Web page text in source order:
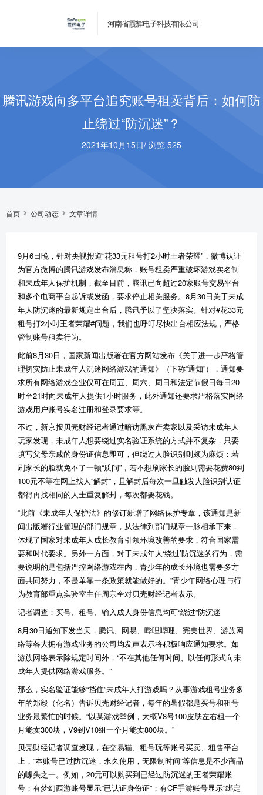
河南省霞辉电子科技有限公司
腾讯游戏向多平台追究账号租卖背后：如何防
止绕过“防沉迷”？
2021年10月15日/ 浏览 525
首页 公司动态 文章详情
9月6日晚，针对央视报道“花33元租号打2小时王者荣耀”，微博认证
为官方微博的腾讯游戏发布消息称，账号租卖严重破坏游戏实名制
和未成年人保护机制，截至目前，腾讯已向超过20家账号交易平台
和多个电商平台起诉或发函，要求停止相关服务。8月30日关于未成
年人防沉迷的最新规定出台后，腾讯予以了坚决落实。针对#花33元
租号打2小时王者荣耀#问题，我们也呼吁尽快出台相应法规，严格
管制账号租卖行为。
此前8月30日，国家新闻出版署在官方网站发布《关于进一步严格管
理切实防止未成年人沉迷网络游戏的通知》（下称“通知”），通知要
求所有网络游戏企业仅可在周五、周六、周日和法定节假日每日20
时至21时向未成年人提供1小时服务，此外通知还要求严格落实网络
游戏用户账号实名注册和登录要求等。
不过，新京报贝壳财经记者通过暗访黑灰产卖家以及采访未成年人
玩家发现，未成年人想要绕过实名验证系统的方式并不复杂，只要
填写父母亲戚的身份证信息即可，但绕过人脸识别则颇为麻烦：若
刷家长的脸就免不了一顿“质问”，若不想刷家长的脸则需要花费80到
100元不等在网上找人“解封”，且解封后每次一旦触发人脸识别认证
都得再找相同的人士重复解封，每次都要花钱。
“此前《未成年人保护法》的修订新增了网络保护专章，该通知是新
闻出版署行业管理的部门规章，从法律到部门规章一脉相承下来，
体现了国家对未成年人成长教育引领环境改善的要求，符合国家需
要和时代要求。另外一方面，对于未成年人‘绕过’防沉迷的行为，需
要说明的是包括严控网络游戏在内，青少年的成长环境也需要多方
面共同努力，不是单靠一条政策就能做好的。”青少年网络心理与行
为教育部重点实验室主任周宗奎对贝壳财经记者表示。
记者调查：买号、租号、输入成人身份信息均可“绕过”防沉迷
8月30日通知下发当天，腾讯、网易、哔哩哔哩、完美世界、游族网
络等各大拥有游戏业务的公司均发声表示将积极响应通知要求。如
游族网络表示除规定时间外，“不在其他任何时间、以任何形式向未
成年人提供网络游戏服务。”
那么，实名验证能够“挡住”未成年人打游戏吗？从事游戏租号业务多
年的郑毅（化名）告诉贝壳财经记者，每年的暑假都是买号和租号
业务最繁忙的时候。“以某游戏举例，大概V8号100皮肤左右租一个
月能卖300块，V9到V10组一个月能卖800块。”
贝壳财经记者调查发现，在交易猫、租号玩等账号买卖、租售平台
上，“本账号已过防沉迷，永久使用，无限制时间”等信息是不少商品
的噱头之一。例如，20元可以购买到已经过防沉迷的王者荣耀账
号；有梦幻西游账号显示“已认证身份证”；有CF手游账号显示“绑定